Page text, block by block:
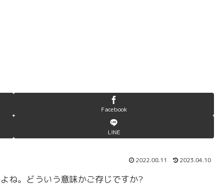
Facebook
LINE
2022.08.11 2023.04.10
ね。どういう意味かご存じですか?